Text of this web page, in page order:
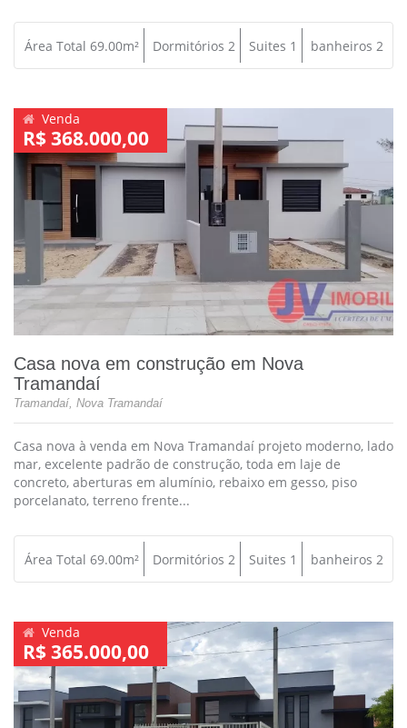
Área Total 69.00m² Dormitórios 2 Suites 1 banheiros 2
Venda
R$ 368.000,00
Casa nova em construção em Nova
Tramandaí
Tramandaí, Nova Tramandaí
Casa nova à venda em Nova Tramandaí projeto moderno, lado
mar, excelente padrão de construção, toda em laje de
concreto, aberturas em alumínio, rebaixo em gesso, piso
porcelanato, terreno frente...
Área Total 69.00m² Dormitórios 2 Suites 1 banheiros 2
Venda
R$ 365.000,00